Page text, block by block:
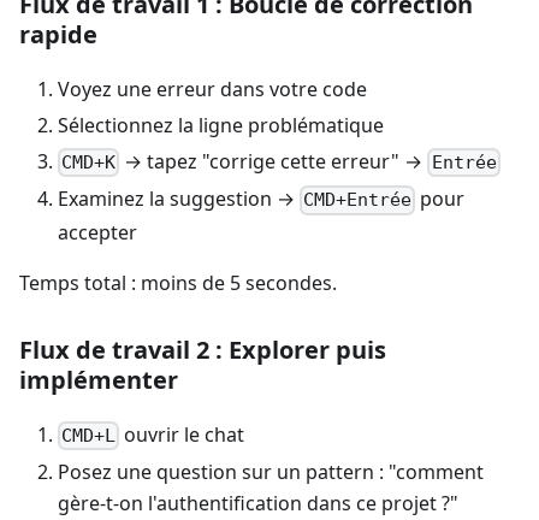
rapide
Voyez une erreur dans votre code
Sélectionnez la ligne problématique
CMD+K → tapez "corrige cette erreur" → Entrée
Examinez la suggestion → CMD+Entrée pour
accepter
Temps total : moins de 5 secondes.
Flux de travail 2 : Explorer puis
implémenter
CMD+L ouvrir le chat
Posez une question sur un pattern : "comment
gère-t-on l'authentification dans ce projet ?"